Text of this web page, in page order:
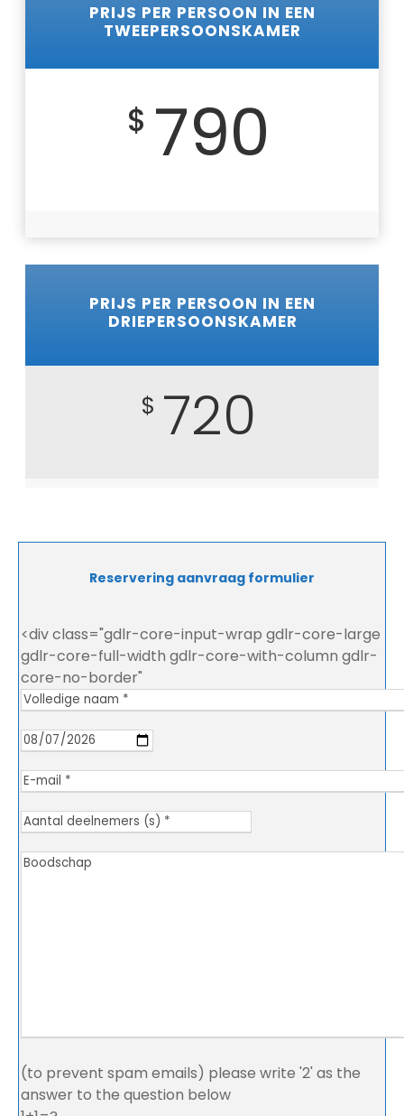
PRIJS PER PERSOON IN EEN
TWEEPERSOONSKAMER
$ 790
PRIJS PER PERSOON IN EEN
DRIEPERSOONSKAMER
$ 720
Reservering aanvraag formulier
<div class="gdlr-core-input-wrap gdlr-core-large
gdlr-core-full-width gdlr-core-with-column gdlr-
core-no-border"
(to prevent spam emails) please write '2' as the
answer to the question below